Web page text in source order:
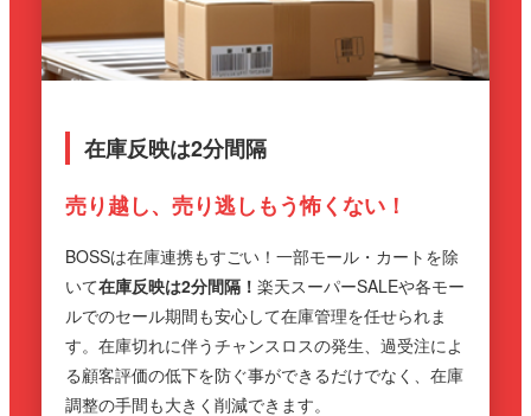
在庫反映は2分間隔
売り越し、売り逃しもう怖くない！
BOSSは在庫連携もすごい！一部モール・カートを除
いて在庫反映は2分間隔！ 楽天スーパーSALEや各モー
ルでのセール期間も安心して在庫管理を任せられま
す。在庫切れに伴うチャンスロスの発生、過受注によ
る顧客評価の低下を防ぐ事ができるだけでなく、在庫
調整の手間も大きく削減できます。